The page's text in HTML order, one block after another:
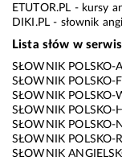
ETUTOR.PL - kursy
DIKI.PL - słownik
Lista słów w
SŁOWNIK POLSKO-
SŁOWNIK POLSKO-
SŁOWNIK POLSKO-
SŁOWNIK POLSKO-
SŁOWNIK POLSKO-
SŁOWNIK POLSKO-
SŁOWNIK